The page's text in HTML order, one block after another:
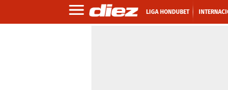
LIGA HONDUBET